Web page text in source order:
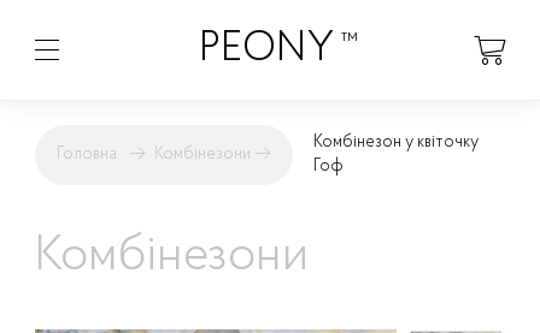
PEONY ™
Головна → Комбінезони →
Комбінезон у квіточку
Гоф
Комбінезони